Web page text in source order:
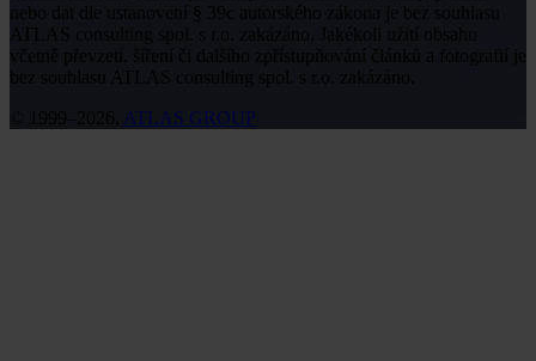
včetně převzetí, šíření či dalšího zpřístupňování článků a fotografií je
ATLAS GROUP